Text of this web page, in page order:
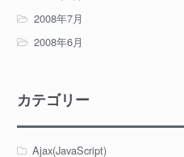
2008年7月
2008年6月
カテゴリー
Ajax(JavaScript)